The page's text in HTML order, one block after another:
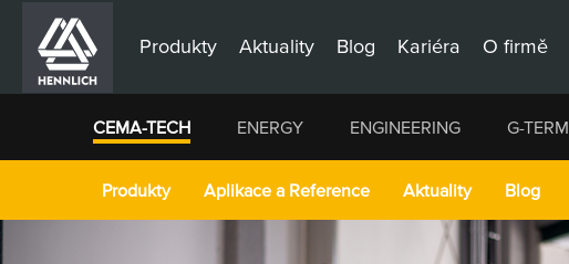
Produkty Aktuality Blog Kariéra O firmě
CEMA-TECH ENERGY ENGINEERING G-TERM
Produkty Aplikace a Reference Aktuality Blog